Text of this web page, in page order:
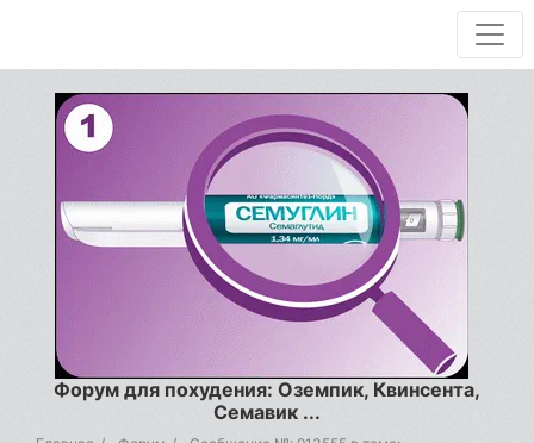
Форум для похудения: Оземпик, Квинсента,
Семавик ...